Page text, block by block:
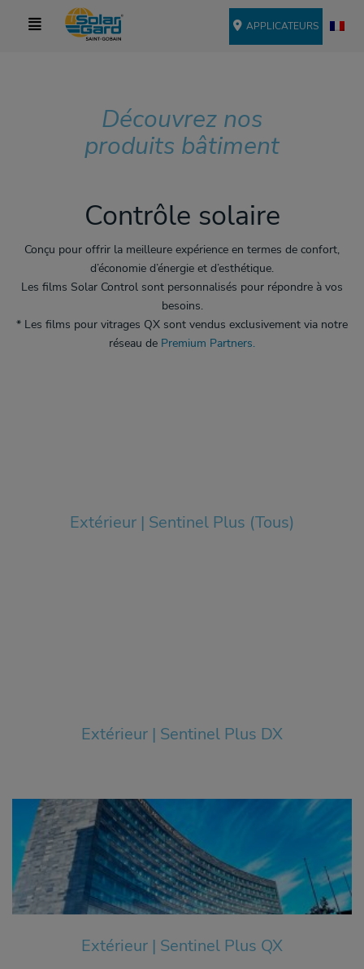
APPLICATEURS
Découvrez nos
produits bâtiment
Contrôle solaire
Conçu pour offrir la meilleure expérience en termes de confort,
d’économie d’énergie et d’esthétique.
Les films Solar Control sont personnalisés pour répondre à vos
besoins.
* Les films pour vitrages QX sont vendus exclusivement via notre
réseau de Premium Partners.
Extérieur | Sentinel Plus (Tous)
Extérieur | Sentinel Plus DX
Extérieur | Sentinel Plus QX